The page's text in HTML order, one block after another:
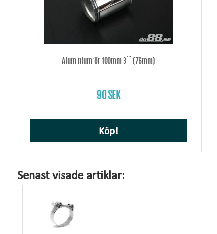
Aluminiumrör 100mm 3´´ (76mm)
90 SEK
Köp!
Senast visade artiklar: